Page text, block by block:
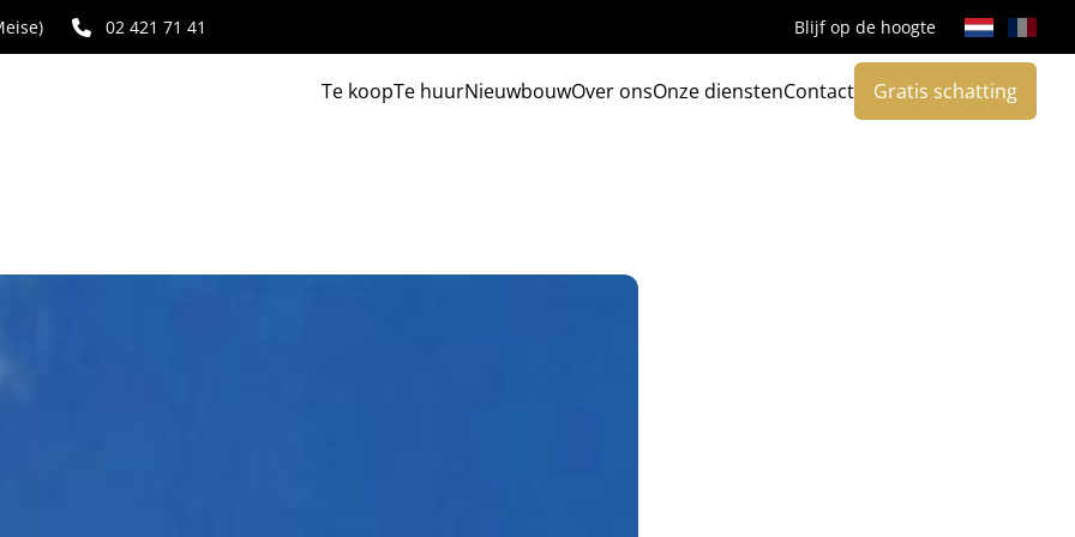
02 421 71 41 Blijf op de hoogte
Te koopTe huurNieuwbouwOver onsOnze dienstenContact Gratis schatting